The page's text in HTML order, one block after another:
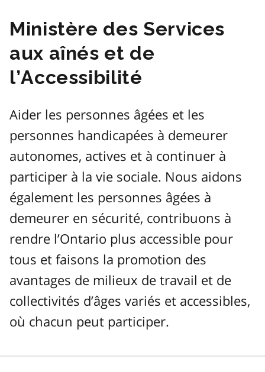
Ministère des Services
aux aînés et de
l’Accessibilité
Aider les personnes âgées et les
personnes handicapées à demeurer
autonomes, actives et à continuer à
participer à la vie sociale. Nous aidons
également les personnes âgées à
demeurer en sécurité, contribuons à
rendre l’Ontario plus accessible pour
tous et faisons la promotion des
avantages de milieux de travail et de
collectivités d’âges variés et accessibles,
où chacun peut participer.